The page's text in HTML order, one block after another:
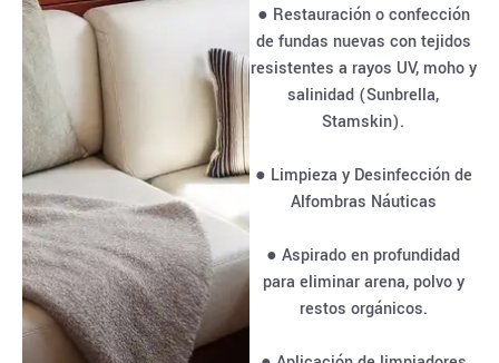
● Restauración o confección
de fundas nuevas con tejidos
resistentes a rayos UV, moho y
salinidad (Sunbrella,
Stamskin).
● Limpieza y Desinfección de
Alfombras Náuticas
● Aspirado en profundidad
para eliminar arena, polvo y
restos orgánicos.